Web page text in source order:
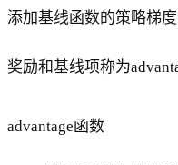
添加基线函数的策略梯
奖励和基线项称为
advantage函数